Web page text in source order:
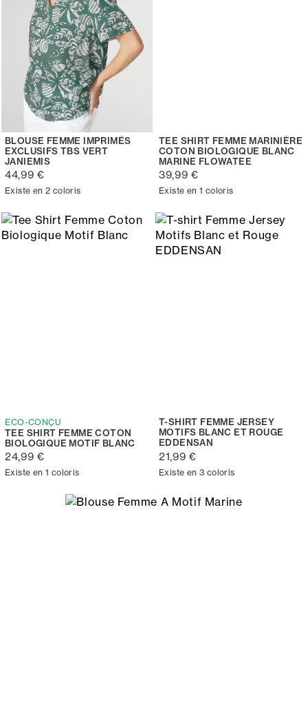
BLOUSE FEMME IMPRIMÉS
EXCLUSIFS TBS VERT
JANIEMIS
44,99 €
Existe en 2 coloris
TEE SHIRT FEMME MARINIÈRE
COTON BIOLOGIQUE BLANC
MARINE FLOWATEE
39,99 €
Existe en 1 coloris
ECO-CONÇU
TEE SHIRT FEMME COTON
BIOLOGIQUE MOTIF BLANC
24,99 €
Existe en 1 coloris
T-SHIRT FEMME JERSEY
MOTIFS BLANC ET ROUGE
EDDENSAN
21,99 €
Existe en 3 coloris